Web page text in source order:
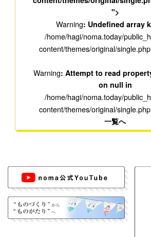
">
Warning: Undefined array
/home/hagi/noma.today/
content/themes/original/single.php
Warning: Attempt to read
on null in
/home/hagi/noma.today/
content/themes/original/single.php
一覧へ